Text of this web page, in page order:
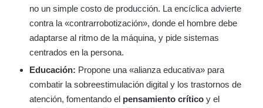
no un simple costo de producción. La encíclica advierte
contra la «contrarrobotización», donde el hombre debe
adaptarse al ritmo de la máquina, y pide sistemas
centrados en la persona.
Educación: Propone una «alianza educativa» para
combatir la sobreestimulación digital y los trastornos de
atención, fomentando el pensamiento crítico y el